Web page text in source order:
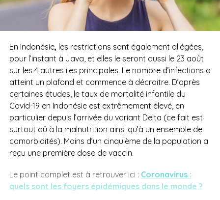
En Indonésie, les restrictions sont également allégées,
pour l’instant à Java, et elles le seront aussi le 23 août
sur les 4 autres iles principales. Le nombre d’infections a
atteint un plafond et commence à décroitre. D’après
certaines études, le taux de mortalité infantile du
Covid-19 en Indonésie est extrêmement élevé, en
particulier depuis l’arrivée du variant Delta (ce fait est
surtout dû à la malnutrition ainsi qu’à un ensemble de
comorbidités). Moins d’un cinquième de la population a
reçu une première dose de vaccin.
Le point complet est à retrouver ici : Coronavirus :
quels sont les foyers épidémiques dans le monde ?